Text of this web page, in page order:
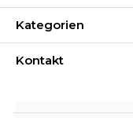
Kategorien
Kontakt